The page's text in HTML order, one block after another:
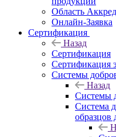
Область
Онлайн-Заявка
Сертификация
Назад
Сертификация
Сертификация
Системы
Назад
Системы
Система